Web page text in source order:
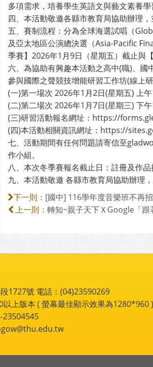
多項需求，培養學生英語文與藝文素養學
四、本活動敬邀各縣市教育局協助辦理
五、賽制流程：分為全球海選試唱（
及亞太地區公演總決選（Asia-Pacific
季賽】2026年1月9日（星期五）截止與
六、為協助有興趣本活動之高中(職)、
參與國際之聲競技增能研習工作坊(線上
(一)第一場次 2026年1月2日(星期五) 上
(二)第二場次 2026年1月7日(星期三) 下
(三)研習活動報名網址：https://
(四)本活動相關資訊網址：https://
七、活動期間有任何問題請寄信至
作小組。
八、本次冬季賽報名截止日：註冊及作
九、本活動敬邀 各縣市教育局協助辦理
下一則： [國中] 116學年度音樂班不再
上一則： 轉知~親子天下ＸGoogle「
1727號 電話：(04)23590269
上版本 ( 螢幕最佳顯示效果為1280*960 )
23504545